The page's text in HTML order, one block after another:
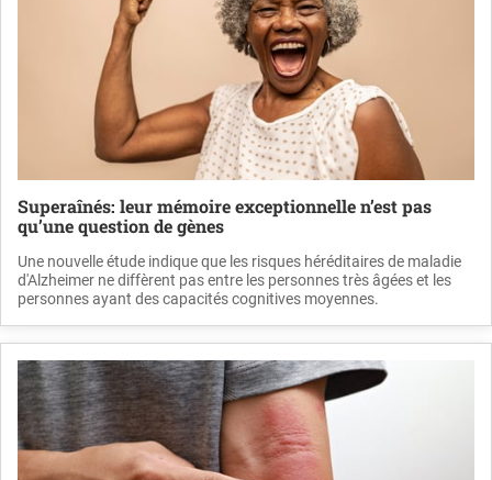
Superaînés: leur mémoire exceptionnelle n’est pas
qu’une question de gènes
Une nouvelle étude indique que les risques héréditaires de maladie
d'Alzheimer ne diffèrent pas entre les personnes très âgées et les
personnes ayant des capacités cognitives moyennes.